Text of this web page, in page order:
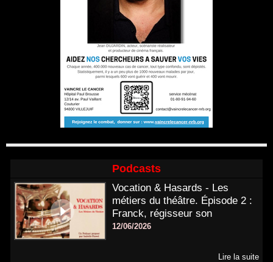
Podcasts
Vocation & Hasards - Les
métiers du théâtre. Épisode 2 :
Franck, régisseur son
12/06/2026
Lire la suite